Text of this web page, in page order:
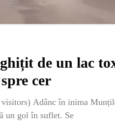
de un lac
cer
Adânc în inima
un gol în suflet. Se